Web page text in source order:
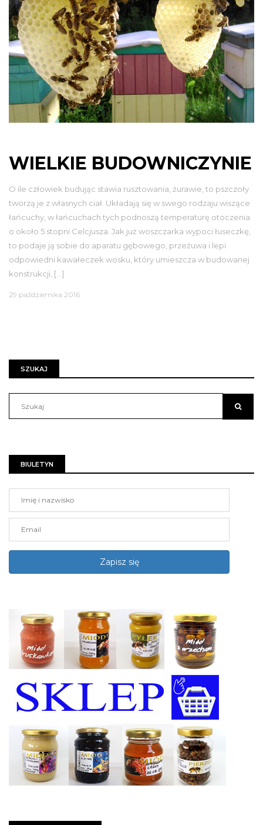
WIELKIE BUDOWNICZYNIE
O ile człowiek budując stawia rusztowania, żurawie, to pszczoły
tworzą je z własnych ciał. Układają się w swego rodzaju wiszące
łańcuchy, w łańcuchach tych podnoszą temperaturę otoczenia
o około 5 stopni Celcjusza. Jak już woszczarka wypoci łuseczkę,
to podaje ją sobie do aparatu gębowego, przeżuwa i lepi
odpowiedni kawałeczek wosku, który umieszcza w budowanej
konstrukcji, […]
29 października 2016
SZUKAJ
BIULETYN